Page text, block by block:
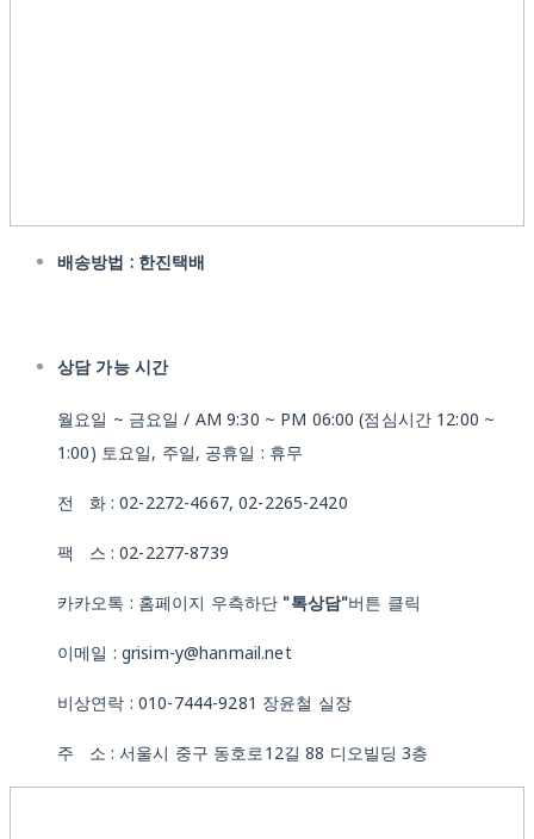
배송방법 : 한진택배
상담 가능 시간
월요일 ~ 금요일 / AM 9:30 ~ PM 06:00 (점심시간 12:00 ~
1:00) 토요일, 주일, 공휴일 : 휴무
전 화 : 02-2272-4667, 02-2265-2420
팩 스 : 02-2277-8739
카카오톡 : 홈페이지 우측하단 "톡상담"버튼 클릭
이메일 : grisim-y@hanmail.net
비상연락 : 010-7444-9281 장윤철 실장
주 소 : 서울시 중구 동호로12길 88 디오빌딩 3층